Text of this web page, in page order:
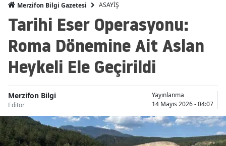
Merzifon Bilgi Gazetesi ASAYİŞ
Tarihi Eser Operasyonu:
Roma Dönemine Ait Aslan
Heykeli Ele Geçirildi
Merzifon Bilgi
Editör
Yayınlanma
14 Mayıs 2026 - 04:07